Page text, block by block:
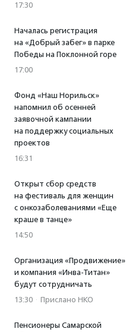
17:30
Началась регистрация
на «Добрый забег» в парке
Победы на Поклонной горе
17:00
Фонд «Наш Норильск»
напомнил об осенней
заявочной кампании
на поддержку социальных
проектов
16:31
Открыт сбор средств
на фестиваль для женщин
с онкозаболеваниями «Еще
краше в танце»
14:50
Организация «Продвижение»
и компания «Инва-Титан»
будут сотрудничать
13:30 · Прислано НКО
Пенсионеры Самарской